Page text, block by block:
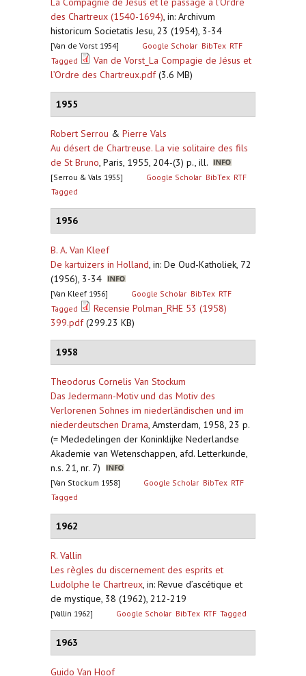
des Chartreux (1540-1694), in: Archivum
historicum Societatis Jesu, 23 (1954), 3-34
[Van de Vorst 1954] Google Scholar BibTex RTF
Tagged
Van de Vorst_La Compagie de Jésus et
l’Ordre des Chartreux.pdf(3.6 MB)
1955
Robert Serrou & Pierre Vals
Au désert de Chartreuse. La vie solitaire des fils
de St Bruno, Paris, 1955, 204-(3) p., ill.
[Serrou & Vals 1955] Google Scholar BibTex RTF
Tagged
1956
B. A. Van Kleef
De kartuizers in Holland, in: De Oud-Katholiek, 72
(1956), 3-34
[Van Kleef 1956] Google Scholar BibTex RTF
Tagged
Recensie Polman_RHE 53 (1958)
399.pdf(299.23 KB)
1958
Theodorus Cornelis Van Stockum
Das Jedermann-Motiv und das Motiv des
Verlorenen Sohnes im niederländischen und im
niederdeutschen Drama, Amsterdam, 1958, 23 p.
(= Mededelingen der Koninklijke Nederlandse
Akademie van Wetenschappen, afd. Letterkunde,
n.s. 21, nr. 7)
[Van Stockum 1958] Google Scholar BibTex RTF
Tagged
1962
R. Vallin
Les règles du discernement des esprits et
Ludolphe le Chartreux, in: Revue d’ascétique et
de mystique, 38 (1962), 212-219
[Vallin 1962] Google Scholar BibTex RTF Tagged
1963
Guido Van Hoof